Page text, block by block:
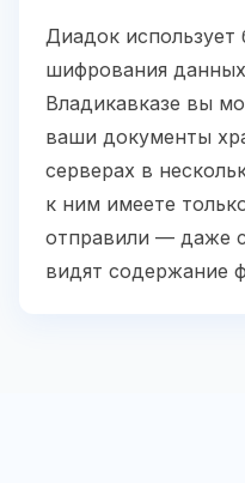
Диадок использует
шифрования
Владикавказе вы
ваши документы
серверах в
к ним имеете
отправили — даже
видят содержание